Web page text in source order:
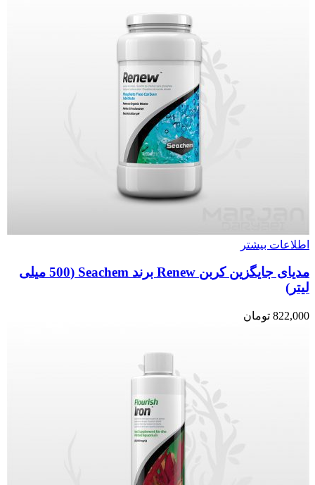
اطلاعات بیشتر
مدیای جایگزین کربن Renew برند Seachem (500 میلی
لیتر)
822,000 تومان